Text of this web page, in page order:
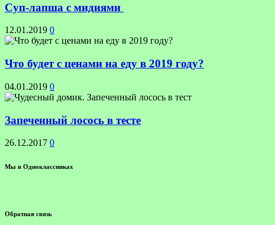
Суп-лапша с мидиями
12.01.2019 0
Что будет с ценами на еду в 2019 году?
04.01.2019 0
Запеченный лосось в тесте
26.12.2017 0
Мы в Одноклассниках
Обратная связь